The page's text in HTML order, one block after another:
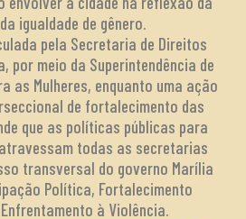
igualdade de gênero.
pela Secretaria de Direitos
por meio da Superintendência de
as Mulheres, enquanto uma ação
de fortalecimento das
que as políticas públicas para
todas as secretarias
transversal do governo Marília
Política, Fortalecimento
à Violência.